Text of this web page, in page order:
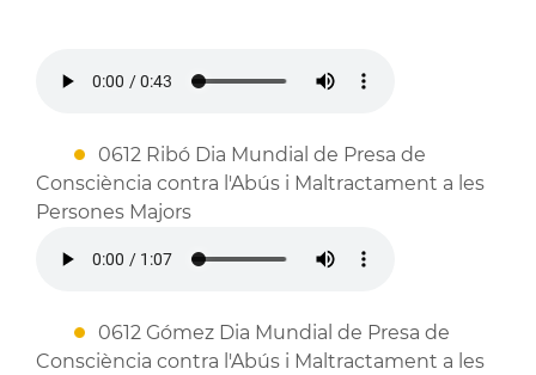
0612 Ribó Dia Mundial de Presa de
Consciència contra l'Abús i Maltractament a les
Persones Majors
0612 Gómez Dia Mundial de Presa de
Consciència contra l'Abús i Maltractament a les